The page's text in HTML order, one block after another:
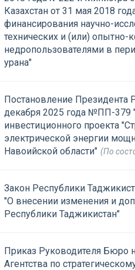
Казахстан от 31 мая 2018
финансирования научно-
технических и (или) опытно-
недропользователями в
урана"
Постановление Президента
декабря 2025 года №ПП-379
инвестиционного проекта
электрической энергии
Навоийской области" (По
Закон Республики
"О внесении изменения и
Республики Таджикистан"
Приказ Руководителя Бюро
Агентства по